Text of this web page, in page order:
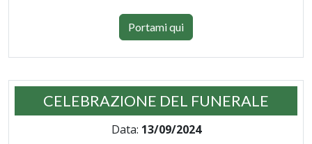
Portami qui
CELEBRAZIONE DEL FUNERALE
Data: 13/09/2024